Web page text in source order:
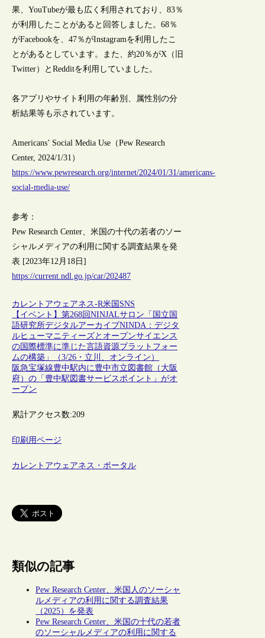
果、YouTubeが最も広く利用されており、83％
が利用したことがあると回答しました。68％
がFacebookを、47％がInstagramを利用したこ
とがあるとしています。また、約20％がX（旧
Twitter）とRedditを利用していました。
各アプリやサイト利用の年齢別、属性別の分
析結果等も示されています。
Americans’ Social Media Use（Pew Research
Center, 2024/1/31）
https://www.pewresearch.org/internet/2024/01/31/americans-
social-media-use/
参考：
Pew Research Center、米国の十代の若者のソー
シャルメディアの利用に関する調査結果を発
表 [2023年12月18日]
https://current.ndl.go.jp/car/202487
カレントアウェアネス-R米国 SNS
【イベント】第268回NINJALサロン「国立国
語研究所デジタルアーカイブNINDA：デジタ
ルヒューマニティーズとオープンサイエンス
の国際標準に準じた言語資源プラットフォー
ムの構築」（3/26・立川、オンライン）
阪急宝塚線豊中駅内に豊中市立図書館（大阪
府）の「豊中駅図書サービスポイント」がオ
ープン
累計アクセス数:209
印刷用ページ
カレントアウェアネス・ポータル
類似の記事
Pew Research Center、米国人のソーシャ
ルメディアの利用に関する調査結果
（2025）を発表
Pew Research Center、米国の十代の若者
のソーシャルメディアの利用に関する